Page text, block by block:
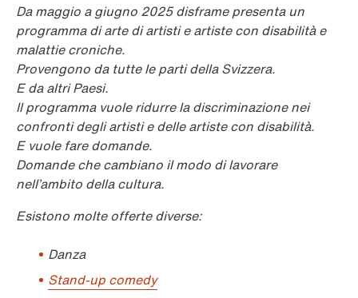
Da maggio a giugno 2025 disframe presenta un
programma di arte di artisti e artiste con disabilità e
malattie croniche.
Provengono da tutte le parti della Svizzera.
E da altri Paesi.
Il programma vuole ridurre la discriminazione nei
confronti degli artisti e delle artiste con disabilità.
E vuole fare domande.
Domande che cambiano il modo di lavorare
nell’ambito della cultura.
Esistono molte offerte diverse:
Danza
Stand-up comedy